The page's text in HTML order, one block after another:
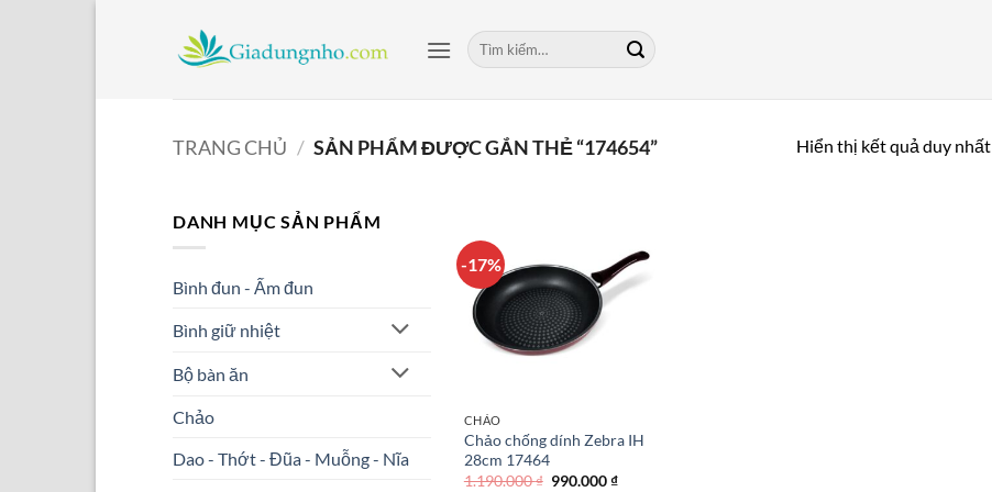
Tìm
kiếm:
TRANG CHỦ / SẢN PHẨM ĐƯỢC GẮN THẺ “174654” Hiển thị kết quả duy nhất
DANH MỤC SẢN PHẨM
Bình đun - Ấm đun
Bình giữ nhiệt
Bộ bàn ăn
Chảo
Dao - Thớt - Đũa - Muỗng - Nĩa
-17%
CHẢO
Chảo chống dính Zebra IH
28cm 17464
1.190.000₫ Giá
990.000₫Giá